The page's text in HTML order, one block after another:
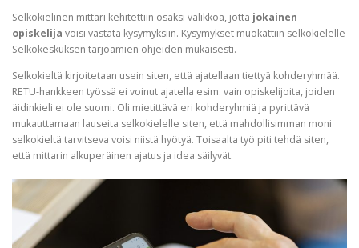
Selkokielinen mittari kehitettiin osaksi valikkoa, jotta jokainen
opiskelija voisi vastata kysymyksiin. Kysymykset muokattiin selkokielelle
Selkokeskuksen tarjoamien ohjeiden mukaisesti.
Selkokieltä kirjoitetaan usein siten, että ajatellaan tiettyä kohderyhmää.
RETU-hankkeen työssä ei voinut ajatella esim. vain opiskelijoita, joiden
äidinkieli ei ole suomi. Oli mietittävä eri kohderyhmiä ja pyrittävä
mukauttamaan lauseita selkokielelle siten, että mahdollisimman moni
selkokieltä tarvitseva voisi niistä hyötyä. Toisaalta työ piti tehdä siten,
että mittarin alkuperäinen ajatus ja idea säilyvät.